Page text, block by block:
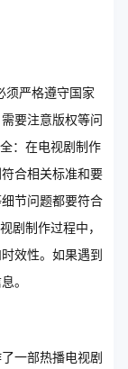
须严格遵守国家
要注意版权等问
：在电视剧制作
合相关标准和要
节问题都要符合
剧制作过程中，
效性。如果遇到
。
一部热播电视剧